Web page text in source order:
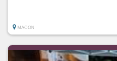
MACON